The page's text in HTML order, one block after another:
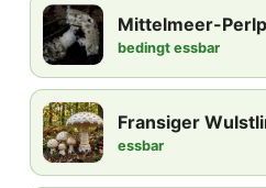
Mittelmeer-
bedingt essbar
Fransiger
essbar